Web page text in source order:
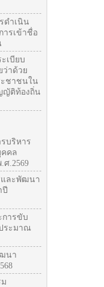
ดำเนิน
ารเข้าชื่อ
เบียบ
ว่าด้วย
ะชาชนใน
ญัติท้องถิ่น
บริหาร
คล
.2569
และพัฒนา
ปี
การขับ
ระมาณ
นา